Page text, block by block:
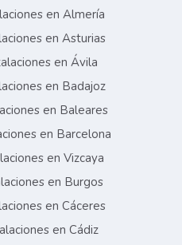
en Almería
en Asturias
en Ávila
en Badajoz
en Baleares
en Barcelona
en Vizcaya
en Burgos
en Cáceres
en Cádiz